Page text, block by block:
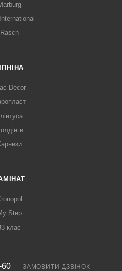
Rasch
Decor
Step
клас
60 ЗАМОВИТИ ДЗВІНОК